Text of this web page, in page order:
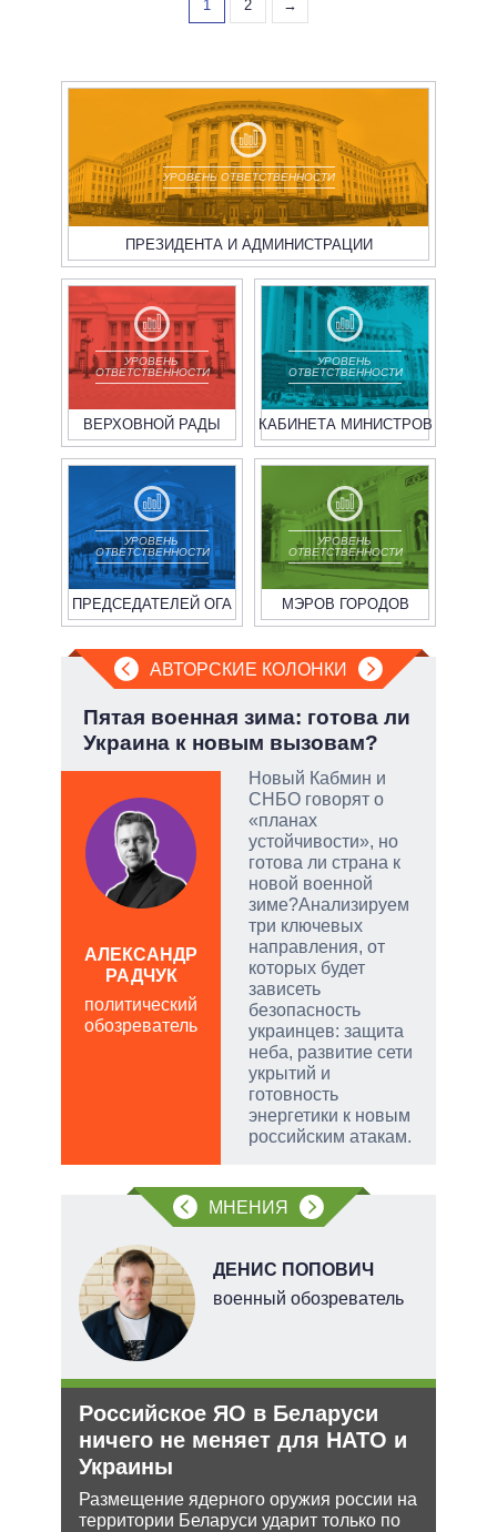
1 2 →
УРОВЕНЬ ОТВЕТСТВЕННОСТИ
ПРЕЗИДЕНТА И АДМИНИСТРАЦИИ
УРОВЕНЬ
ОТВЕТСТВЕННОСТИ
ВЕРХОВНОЙ РАДЫ
УРОВЕНЬ
ОТВЕТСТВЕННОСТИ
КАБИНЕТА МИНИСТРОВ
УРОВЕНЬ
ОТВЕТСТВЕННОСТИ
ПРЕДСЕДАТЕЛЕЙ ОГА
УРОВЕНЬ
ОТВЕТСТВЕННОСТИ
МЭРОВ ГОРОДОВ
АВТОРСКИЕ КОЛОНКИ
Пятая военная зима: готова ли
Украина к новым вызовам?
Новый Кабмин и
СНБО говорят о
«планах
устойчивости», но
готова ли страна к
новой военной
зиме?Анализируем
три ключевых
направления, от
которых будет
зависеть
безопасность
украинцев: защита
неба, развитие сети
укрытий и
готовность
энергетики к новым
российским атакам.
АЛЕКСАНДР
РАДЧУК
политический
обозреватель
МНЕНИЯ
ДЕНИС ПОПОВИЧ
военный обозреватель
Российское ЯО в Беларуси
ничего не меняет для НАТО и
Украины
Размещение ядерного оружия россии на
территории Беларуси ударит только по